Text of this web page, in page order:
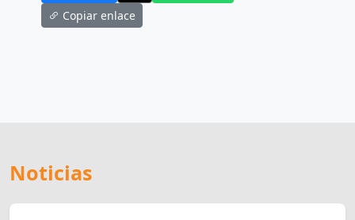
Copiar enlace
Noticias